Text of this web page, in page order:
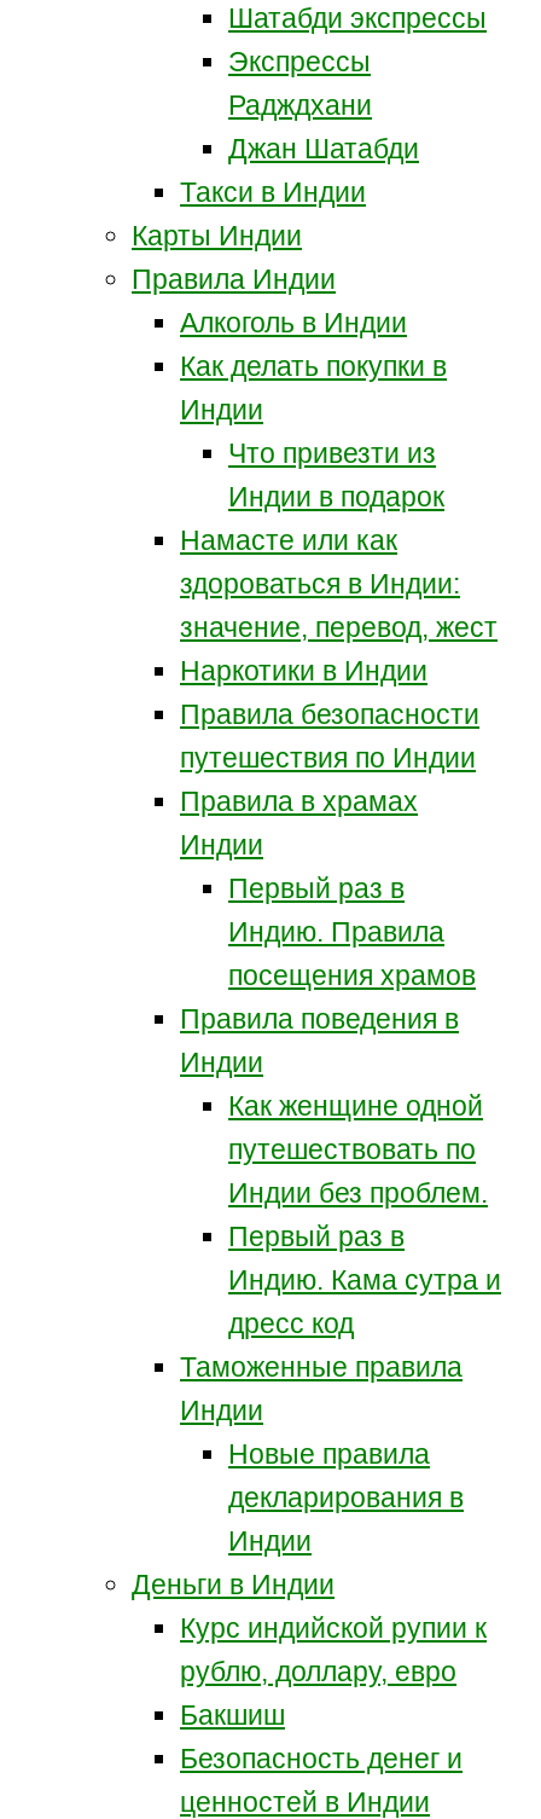
Шатабди экспрессы
Экспрессы
Радждхани
Джан Шатабди
Такси в Индии
Карты Индии
Правила Индии
Алкоголь в Индии
Как делать покупки в
Индии
Что привезти из
Индии в подарок
Намасте или как
здороваться в Индии:
значение, перевод, жест
Наркотики в Индии
Правила безопасности
путешествия по Индии
Правила в храмах
Индии
Первый раз в
Индию. Правила
посещения храмов
Правила поведения в
Индии
Как женщине одной
путешествовать по
Индии без проблем.
Первый раз в
Индию. Кама сутра и
дресс код
Таможенные правила
Индии
Новые правила
декларирования в
Индии
Деньги в Индии
Курс индийской рупии к
рублю, доллару, евро
Бакшиш
Безопасность денег и
ценностей в Индии